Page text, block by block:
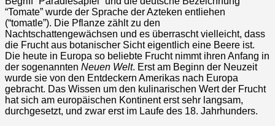
“Tomate” wurde der Sprache der Azteken entliehen
(“tomatle”). Die Pflanze zählt zu den
Nachtschattengewächsen und es überrascht vielleicht, dass
die Frucht aus botanischer Sicht eigentlich eine Beere ist.
Die heute in Europa so beliebte Frucht nimmt ihren Anfang in
der sogenannten Neuen Welt. Erst am Beginn der Neuzeit
wurde sie von den Entdeckern Amerikas nach Europa
gebracht. Das Wissen um den kulinarischen Wert der Frucht
hat sich am europäischen Kontinent erst sehr langsam,
durchgesetzt, und zwar erst im Laufe des 18. Jahrhunders.